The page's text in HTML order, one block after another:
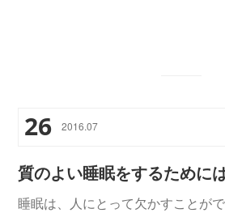
26 2016.07
質のよい睡眠をするために
睡眠は、人にとって欠かすことが